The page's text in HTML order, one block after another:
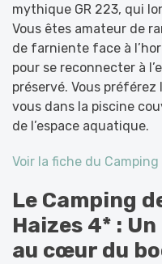
mythique GR 223, qui
Vous êtes amateur de
de farniente face à
pour se reconnecter à
préservé. Vous
vous dans la piscine
de l’espace aquatique.
Voir la fiche du
Le Camping
Haizes 4* :
au cœur du